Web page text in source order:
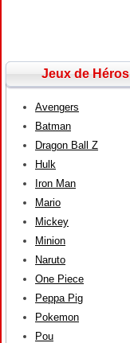
Jeux de Héros
Avengers
Batman
Dragon Ball Z
Hulk
Iron Man
Mario
Mickey
Minion
Naruto
One Piece
Peppa Pig
Pokemon
Pou